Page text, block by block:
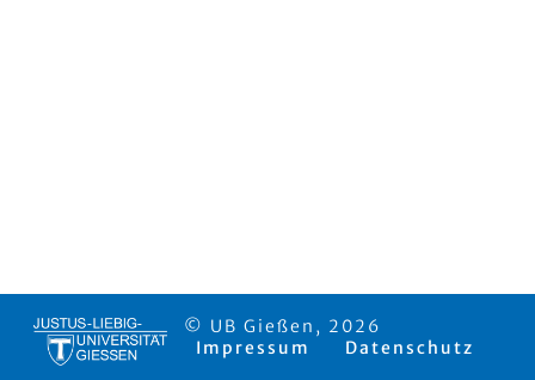
© UB Gießen, 2026
Impressum
Datenschutz